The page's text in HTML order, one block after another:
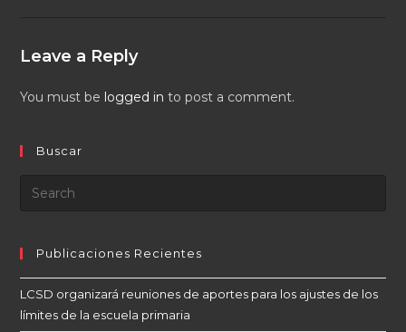
Leave a Reply
You must be logged in to post a comment.
Buscar
Publicaciones Recientes
LCSD organizará reuniones de aportes para los ajustes de los
límites de la escuela primaria